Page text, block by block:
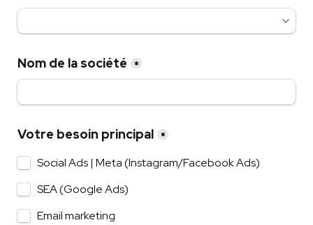
Nom de la société *
Votre besoin principal *
Social Ads | Meta (Instagram/Facebook Ads)
SEA (Google Ads)
Email marketing